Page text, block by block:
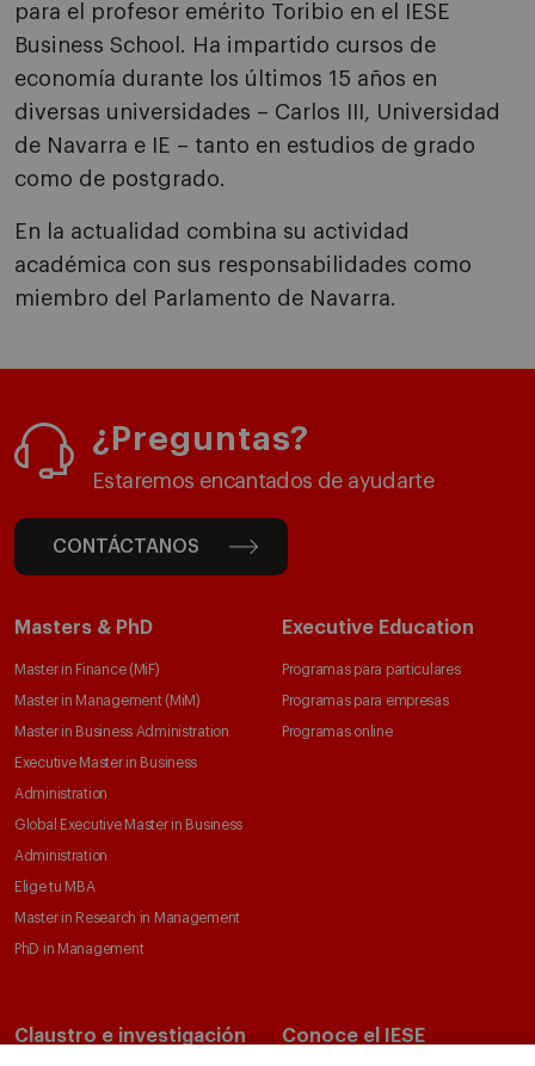
para el profesor emérito Toribio en el IESE
Business School. Ha impartido cursos de
economía durante los últimos 15 años en
diversas universidades – Carlos III, Universidad
de Navarra e IE – tanto en estudios de grado
como de postgrado.
En la actualidad combina su actividad
académica con sus responsabilidades como
miembro del Parlamento de Navarra.
¿Preguntas?
Estaremos encantados de ayudarte
CONTÁCTANOS
Masters & PhD
Master in Finance (MiF)
Master in Management (MiM)
Master in Business Administration
Executive Master in Business
Administration
Global Executive Master in Business
Administration
Elige tu MBA
Master in Research in Management
PhD in Management
Executive Education
Programas para particulares
Programas para empresas
Programas online
Claustro e investigación Conoce el IESE